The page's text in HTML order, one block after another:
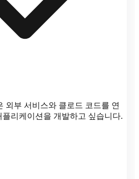
외부 서비스와 클로드 코드를 연
리케이션을 개발하고 싶습니다.